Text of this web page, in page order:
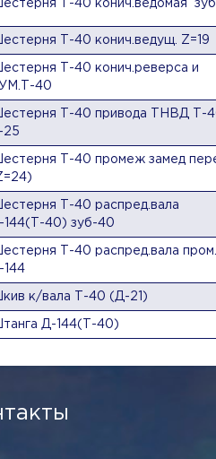
Т-40 конич.ведомая
Т-40 конич.ведущ. Z=19
Т-40 конич.реверса и
40
Т-40 привода ТНВД Т-
25
Т-40 промеж замед
Т-40 распред.вала
144(Т-40) зуб-40
Т-40 распред.вала пром.
144
к/вала Т-40 (Д-21)
Д-144(Т-40)